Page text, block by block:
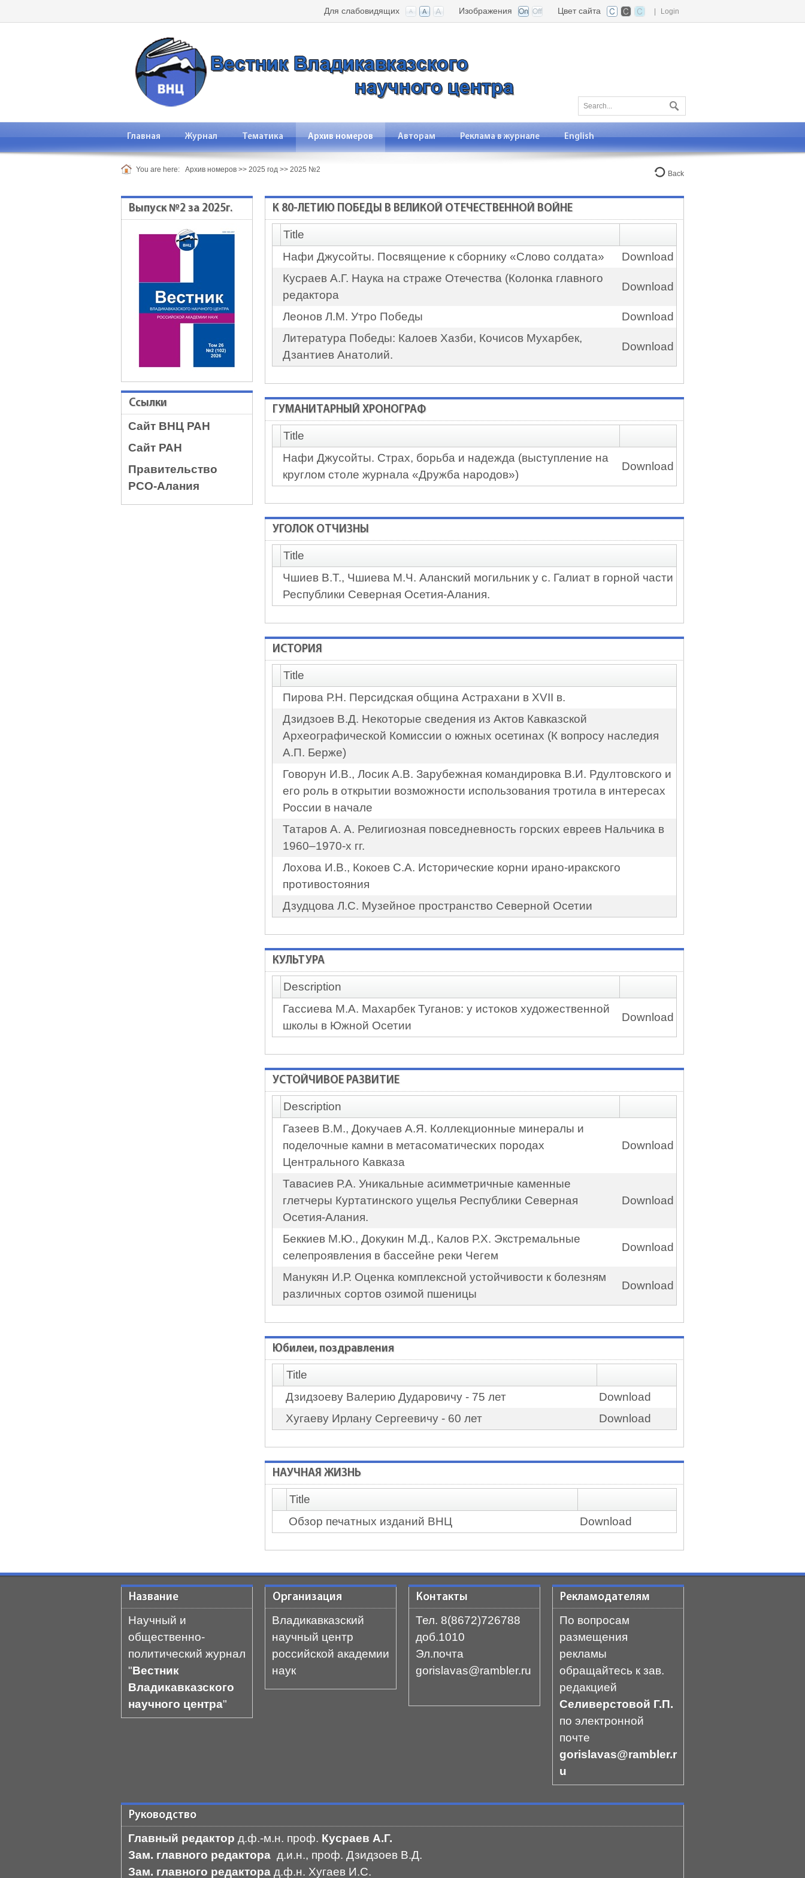
Login
Цвет сайта
Изображения
Для слабовидящих
Главная Журнал Тематика Архив номеров Авторам Реклама в журнале English
You are here: Архив номеров >> 2025 год >> 2025 №2 Back
Выпуск №2 за 2025г.
Ссылки
Сайт ВНЦ РАН
Сайт РАН
Правительство
РСО-Алания
К 80-ЛЕТИЮ ПОБЕДЫ В ВЕЛИКОЙ ОТЕЧЕСТВЕННОЙ ВОЙНЕ
Title
Нафи Джусойты. Посвящение к сборнику «Слово солдата»
Download
Кусраев А.Г. Наука на страже Отечества (Колонка главного
редактора
Download
Леонов Л.М. Утро Победы
Download
Литература Победы: Калоев Хазби, Кочисов Мухарбек,
Дзантиев Анатолий.
Download
ГУМАНИТАРНЫЙ ХРОНОГРАФ
Title
Нафи Джусойты. Страх, борьба и надежда (выступление на
круглом столе журнала «Дружба народов»)
Download
УГОЛОК ОТЧИЗНЫ
Title
Чшиев В.Т., Чшиева М.Ч. Аланский могильник у с. Галиат в горной части
Республики Северная Осетия-Алания.
ИСТОРИЯ
Title
Пирова Р.Н. Персидская община Астрахани в XVII в.
Дзидзоев В.Д. Некоторые сведения из Актов Кавказской
Археографической Комиссии о южных осетинах (К вопросу наследия
А.П. Берже)
Говорун И.В., Лосик А.В. Зарубежная командировка В.И. Рдултовского и
его роль в открытии возможности использования тротила в интересах
России в начале
Татаров А. А. Религиозная повседневность горских евреев Нальчика в
1960–1970-х гг.
Лохова И.В., Кокоев С.А. Исторические корни ирано-иракского
противостояния
Дзудцова Л.С. Музейное пространство Северной Осетии
КУЛЬТУРА
Description
Гассиева М.А. Махарбек Туганов: у истоков художественной
школы в Южной Осетии
Download
УСТОЙЧИВОЕ РАЗВИТИЕ
Description
Газеев В.М., Докучаев А.Я. Коллекционные минералы и
поделочные камни в метасоматических породах
Центрального Кавказа
Download
Тавасиев Р.А. Уникальные асимметричные каменные
глетчеры Куртатинского ущелья Республики Северная
Осетия-Алания.
Download
Беккиев М.Ю., Докукин М.Д., Калов Р.Х. Экстремальные
селепроявления в бассейне реки Чегем
Download
Манукян И.Р. Оценка комплексной устойчивости к болезням
различных сортов озимой пшеницы
Download
Юбилеи, поздравления
Title
Дзидзоеву Валерию Дударовичу - 75 лет
Download
Хугаеву Ирлану Сергеевичу - 60 лет
Download
НАУЧНАЯ ЖИЗНЬ
Title
Обзор печатных изданий ВНЦ
Download
Название
Научный и
общественно-
политический журнал
"Вестник
Владикавказского
научного центра"
Организация
Владикавказский
научный центр
российской академии
наук
Контакты
Тел. 8(8672)726788
доб.1010
Эл.почта
gorislavas@rambler.ru
Рекламодателям
По вопросам
размещения
рекламы
обращайтесь к зав.
редакцией
Селиверстовой Г.П.
по электронной
почте
gorislavas@rambler.r
u
Руководство
Главный редактор д.ф.-м.н. проф. Кусраев А.Г.
Зам. главного редактора д.и.н., проф. Дзидзоев В.Д.
Зам. главного редактора д.ф.н. Хугаев И.С.